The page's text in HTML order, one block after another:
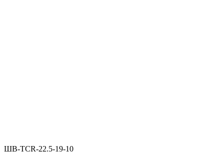
ШВ‑TCR‑22.5‑19‑10